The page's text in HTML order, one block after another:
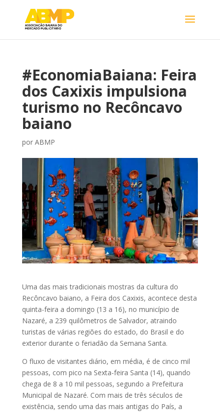
#EconomiaBaiana: Feira
dos Caxixis impulsiona
turismo no Recôncavo
baiano
por ABMP
Uma das mais tradicionais mostras da cultura do
Recôncavo baiano, a Feira dos Caxixis, acontece desta
quinta-feira a domingo (13 a 16), no município de
Nazaré, a 239 quilômetros de Salvador, atraindo
turistas de várias regiões do estado, do Brasil e do
exterior durante o feriadão da Semana Santa.
O fluxo de visitantes diário, em média, é de cinco mil
pessoas, com pico na Sexta-feira Santa (14), quando
chega de 8 a 10 mil pessoas, segundo a Prefeitura
Municipal de Nazaré. Com mais de três séculos de
existência, sendo uma das mais antigas do País, a